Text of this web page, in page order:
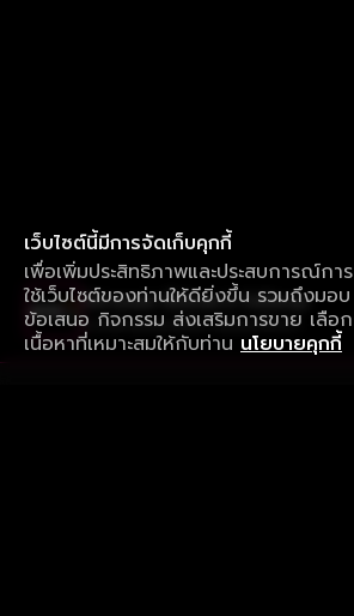
เว็บไซต์นี้มีการจัดเก็บคุกกี้
เพื่อเพิ่มประสิทธิภาพและประสบการณ์การ
ใช้เว็บไซต์ของท่านให้ดียิ่งขึ้น รวมถึงมอบ
ข้อเสนอ กิจกรรม ส่งเสริมการขาย เลือก
เนื้อหาที่เหมาะสมให้กับท่าน นโยบายคุกกี้
ใช้งานแอป ลื่นไหลกว่า ไม่มีสะดุด
ดาวน์โหลดแอปเพื่อการรับชมที่ดีกว่า